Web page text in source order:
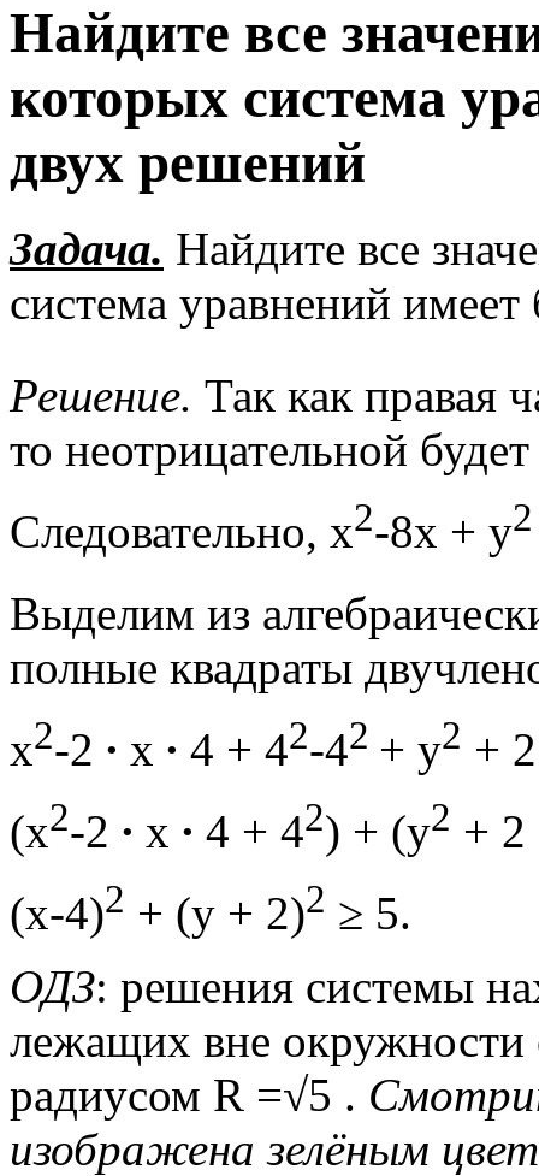
Найдите все
которых система
двух решений
Задача. Найдите все
система уравнений
Решение. Так как правая
то неотрицательной
Следовательно, x2-8x + y2
Выделим из
полные квадраты
x2-2 ∙ х ∙ 4 + 42-42 + y2 +
(x2-2 ∙ х ∙ 4 + 42) + (y2 + 2
(х-4)2 + (у + 2)2 ≥ 5.
ОДЗ: решения системы
лежащих вне окружности
радиусом R =√5 .
изображена зелёным